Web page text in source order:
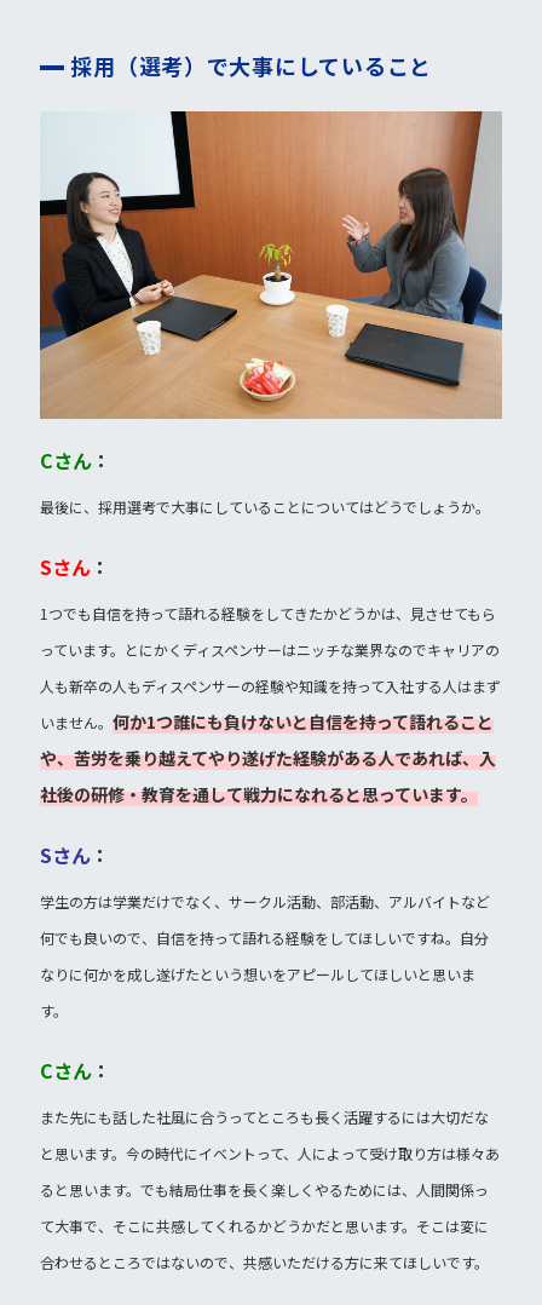
採用（選考）で大事にしていること
Cさん ：
最後に、採用選考で大事にしていることについてはどうでしょうか。
Sさん ：
1つでも自信を持って語れる経験をしてきたかどうかは、見させてもら
っています。とにかくディスペンサーはニッチな業界なのでキャリアの
人も新卒の人もディスペンサーの経験や知識を持って入社する人はまず
いません。何か1つ誰にも負けないと自信を持って語れること
や、苦労を乗り越えてやり遂げた経験がある人であれば、入
社後の研修・教育を通して戦力になれると思っています。
Sさん ：
学生の方は学業だけでなく、サークル活動、部活動、アルバイトなど
何でも良いので、自信を持って語れる経験をしてほしいですね。自分
なりに何かを成し遂げたという想いをアピールしてほしいと思いま
す。
Cさん ：
また先にも話した社風に合うってところも長く活躍するには大切だな
と思います。今の時代にイベントって、人によって受け取り方は様々あ
ると思います。でも結局仕事を長く楽しくやるためには、人間関係っ
て大事で、そこに共感してくれるかどうかだと思います。そこは変に
合わせるところではないので、共感いただける方に来てほしいです。